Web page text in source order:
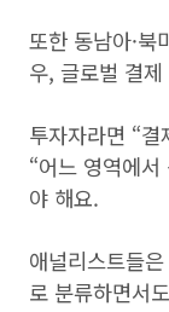
또한 동남아·북
우, 글로벌 결
투자자라면 “
“어느 영역에
야 해요.
애널리스트들
로 분류하면서